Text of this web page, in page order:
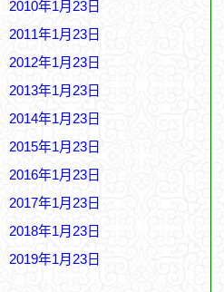
2010年1月23日
2011年1月23日
2012年1月23日
2013年1月23日
2014年1月23日
2015年1月23日
2016年1月23日
2017年1月23日
2018年1月23日
2019年1月23日